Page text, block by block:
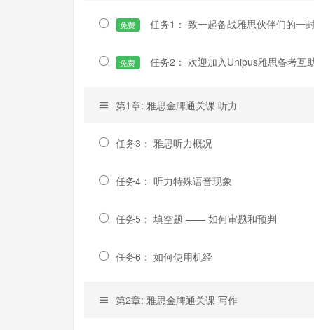
免费 任务1： 致一起备战雅思伙伴们的一
免费 任务2： 欢迎加入Unipus雅思备考互
第1章: 雅思金牌通关课 听力
任务3： 雅思听力概况
任务4： 听力特殊语音现象
任务5： 填空题 —— 如何审题和预判
任务6： 如何使用机经
第2章: 雅思金牌通关课 写作